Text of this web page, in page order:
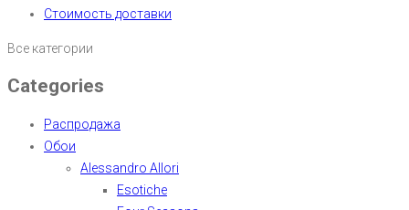
Стоимость доставки
Все категории
Categories
Распродажа
Обои
Alessandro Allori
Esotiche